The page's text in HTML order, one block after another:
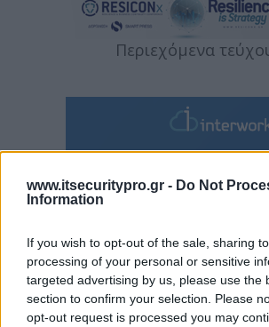
www.itsecuritypro.gr - Do Not
Information
If you wish to opt-out of the sale, sharing
processing of your personal or sensitive
targeted advertising by us, please use the
section to confirm your selection. Please
opt-out request is processed you may
Περιεχόμενα